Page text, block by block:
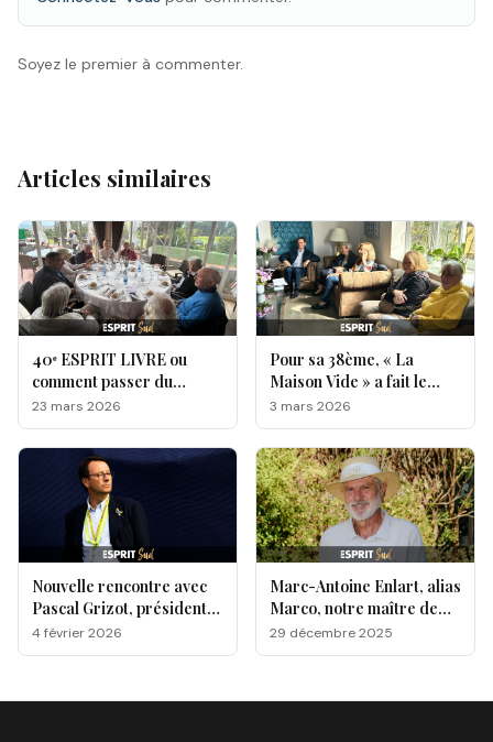
Soyez le premier à commenter.
Articles similaires
40ᵉ ESPRIT LIVRE ou
comment passer du
sérieux à la franche
rigolade
23 mars 2026
Pour sa 38ème, « La
Maison Vide » a fait le
plein chez Esprit Livre !
3 mars 2026
Nouvelle rencontre avec
Pascal Grizot, président
de la Fédération française
de golf
4 février 2026
Marc-Antoine Enlart, alias
Marco, notre maître de
cérémonie sur le green !
29 décembre 2025